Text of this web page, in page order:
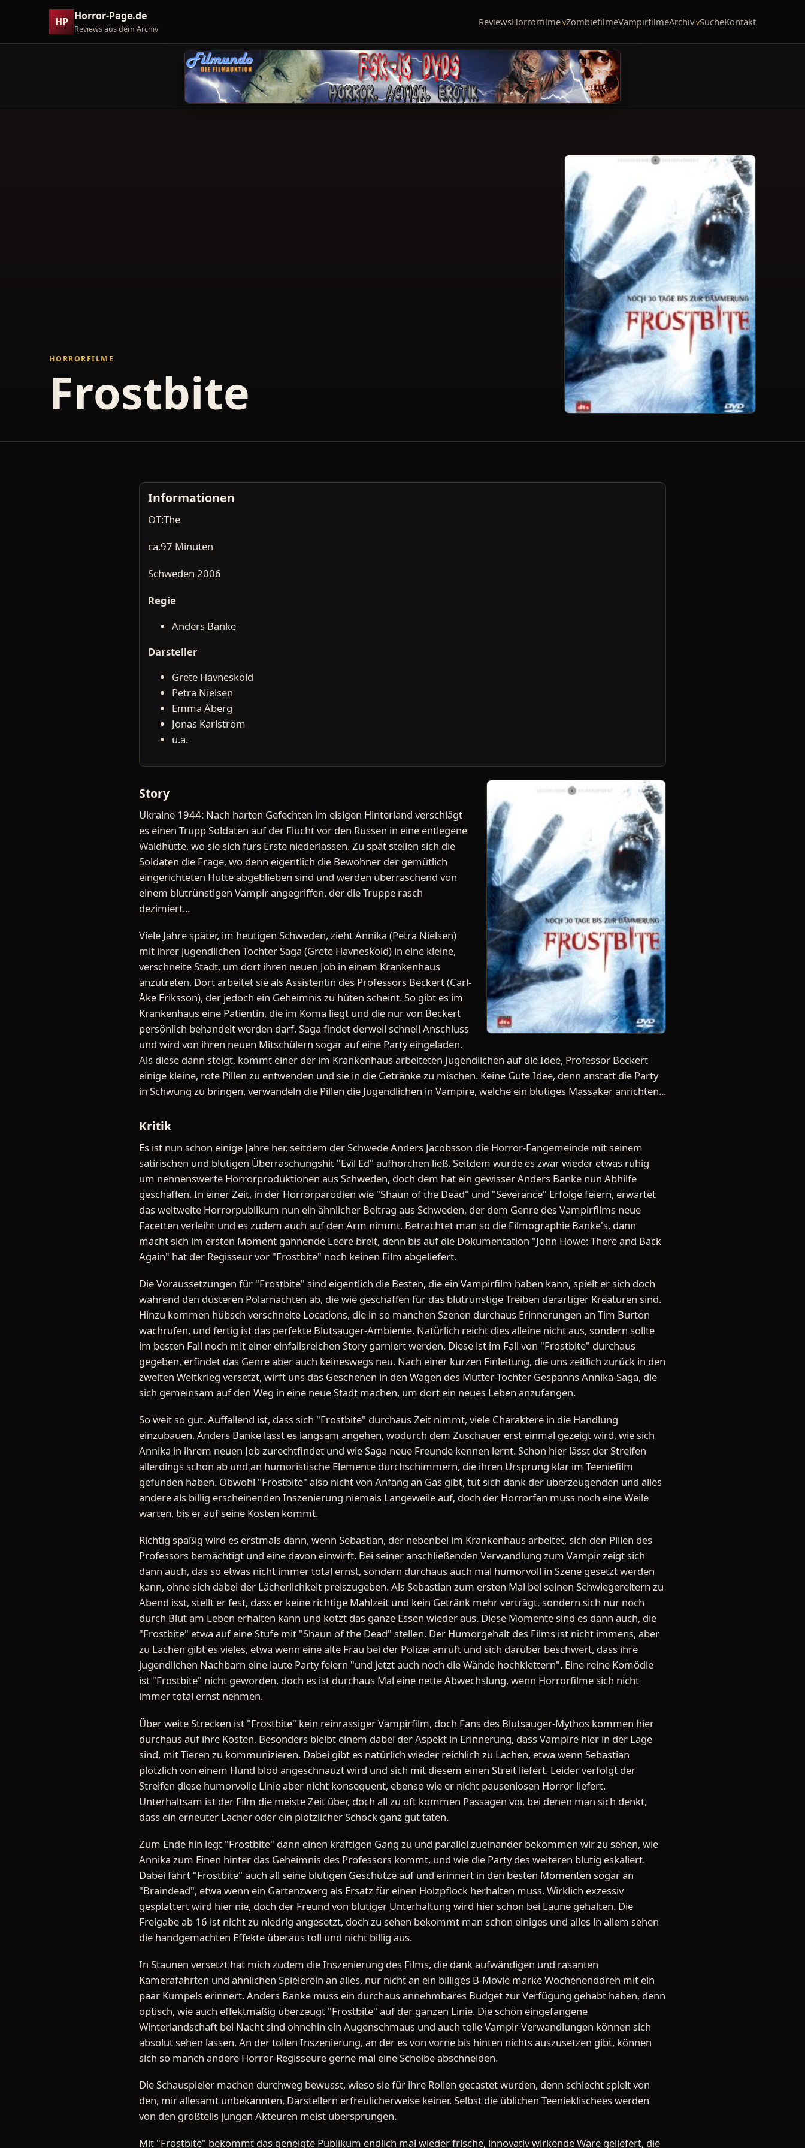
HP Horror-Page.de
Reviews aus dem Archiv
ReviewsHorrorfilme ZombiefilmeVampirfilmeArchiv SucheKontakt
HORRORFILME
Frostbite
Informationen
OT:The
ca.97 Minuten
Schweden 2006
Regie
Anders Banke
Darsteller
Grete Havnesköld
Petra Nielsen
Emma Åberg
Jonas Karlström
u.a.
Story
Ukraine 1944: Nach harten Gefechten im eisigen Hinterland verschlägt
es einen Trupp Soldaten auf der Flucht vor den Russen in eine entlegene
Waldhütte, wo sie sich fürs Erste niederlassen. Zu spät stellen sich die
Soldaten die Frage, wo denn eigentlich die Bewohner der gemütlich
eingerichteten Hütte abgeblieben sind und werden überraschend von
einem blutrünstigen Vampir angegriffen, der die Truppe rasch
dezimiert...
Viele Jahre später, im heutigen Schweden, zieht Annika (Petra Nielsen)
mit ihrer jugendlichen Tochter Saga (Grete Havnesköld) in eine kleine,
verschneite Stadt, um dort ihren neuen Job in einem Krankenhaus
anzutreten. Dort arbeitet sie als Assistentin des Professors Beckert (Carl-
Åke Eriksson), der jedoch ein Geheimnis zu hüten scheint. So gibt es im
Krankenhaus eine Patientin, die im Koma liegt und die nur von Beckert
persönlich behandelt werden darf. Saga findet derweil schnell Anschluss
und wird von ihren neuen Mitschülern sogar auf eine Party eingeladen.
Als diese dann steigt, kommt einer der im Krankenhaus arbeiteten Jugendlichen auf die Idee, Professor Beckert
einige kleine, rote Pillen zu entwenden und sie in die Getränke zu mischen. Keine Gute Idee, denn anstatt die Party
in Schwung zu bringen, verwandeln die Pillen die Jugendlichen in Vampire, welche ein blutiges Massaker anrichten...
Kritik
Es ist nun schon einige Jahre her, seitdem der Schwede Anders Jacobsson die Horror-Fangemeinde mit seinem
satirischen und blutigen Überraschungshit "Evil Ed" aufhorchen ließ. Seitdem wurde es zwar wieder etwas ruhig
um nennenswerte Horrorproduktionen aus Schweden, doch dem hat ein gewisser Anders Banke nun Abhilfe
geschaffen. In einer Zeit, in der Horrorparodien wie "Shaun of the Dead" und "Severance" Erfolge feiern, erwartet
das weltweite Horrorpublikum nun ein ähnlicher Beitrag aus Schweden, der dem Genre des Vampirfilms neue
Facetten verleiht und es zudem auch auf den Arm nimmt. Betrachtet man so die Filmographie Banke's, dann
macht sich im ersten Moment gähnende Leere breit, denn bis auf die Dokumentation "John Howe: There and Back
Again" hat der Regisseur vor "Frostbite" noch keinen Film abgeliefert.
Die Voraussetzungen für "Frostbite" sind eigentlich die Besten, die ein Vampirfilm haben kann, spielt er sich doch
während den düsteren Polarnächten ab, die wie geschaffen für das blutrünstige Treiben derartiger Kreaturen sind.
Hinzu kommen hübsch verschneite Locations, die in so manchen Szenen durchaus Erinnerungen an Tim Burton
wachrufen, und fertig ist das perfekte Blutsauger-Ambiente. Natürlich reicht dies alleine nicht aus, sondern sollte
im besten Fall noch mit einer einfallsreichen Story garniert werden. Diese ist im Fall von "Frostbite" durchaus
gegeben, erfindet das Genre aber auch keineswegs neu. Nach einer kurzen Einleitung, die uns zeitlich zurück in den
zweiten Weltkrieg versetzt, wirft uns das Geschehen in den Wagen des Mutter-Tochter Gespanns Annika-Saga, die
sich gemeinsam auf den Weg in eine neue Stadt machen, um dort ein neues Leben anzufangen.
So weit so gut. Auffallend ist, dass sich "Frostbite" durchaus Zeit nimmt, viele Charaktere in die Handlung
einzubauen. Anders Banke lässt es langsam angehen, wodurch dem Zuschauer erst einmal gezeigt wird, wie sich
Annika in ihrem neuen Job zurechtfindet und wie Saga neue Freunde kennen lernt. Schon hier lässt der Streifen
allerdings schon ab und an humoristische Elemente durchschimmern, die ihren Ursprung klar im Teeniefilm
gefunden haben. Obwohl "Frostbite" also nicht von Anfang an Gas gibt, tut sich dank der überzeugenden und alles
andere als billig erscheinenden Inszenierung niemals Langeweile auf, doch der Horrorfan muss noch eine Weile
warten, bis er auf seine Kosten kommt.
Richtig spaßig wird es erstmals dann, wenn Sebastian, der nebenbei im Krankenhaus arbeitet, sich den Pillen des
Professors bemächtigt und eine davon einwirft. Bei seiner anschließenden Verwandlung zum Vampir zeigt sich
dann auch, das so etwas nicht immer total ernst, sondern durchaus auch mal humorvoll in Szene gesetzt werden
kann, ohne sich dabei der Lächerlichkeit preiszugeben. Als Sebastian zum ersten Mal bei seinen Schwiegereltern zu
Abend isst, stellt er fest, dass er keine richtige Mahlzeit und kein Getränk mehr verträgt, sondern sich nur noch
durch Blut am Leben erhalten kann und kotzt das ganze Essen wieder aus. Diese Momente sind es dann auch, die
"Frostbite" etwa auf eine Stufe mit "Shaun of the Dead" stellen. Der Humorgehalt des Films ist nicht immens, aber
zu Lachen gibt es vieles, etwa wenn eine alte Frau bei der Polizei anruft und sich darüber beschwert, dass ihre
jugendlichen Nachbarn eine laute Party feiern "und jetzt auch noch die Wände hochklettern". Eine reine Komödie
ist "Frostbite" nicht geworden, doch es ist durchaus Mal eine nette Abwechslung, wenn Horrorfilme sich nicht
immer total ernst nehmen.
Über weite Strecken ist "Frostbite" kein reinrassiger Vampirfilm, doch Fans des Blutsauger-Mythos kommen hier
durchaus auf ihre Kosten. Besonders bleibt einem dabei der Aspekt in Erinnerung, dass Vampire hier in der Lage
sind, mit Tieren zu kommunizieren. Dabei gibt es natürlich wieder reichlich zu Lachen, etwa wenn Sebastian
plötzlich von einem Hund blöd angeschnauzt wird und sich mit diesem einen Streit liefert. Leider verfolgt der
Streifen diese humorvolle Linie aber nicht konsequent, ebenso wie er nicht pausenlosen Horror liefert.
Unterhaltsam ist der Film die meiste Zeit über, doch all zu oft kommen Passagen vor, bei denen man sich denkt,
dass ein erneuter Lacher oder ein plötzlicher Schock ganz gut täten.
Zum Ende hin legt "Frostbite" dann einen kräftigen Gang zu und parallel zueinander bekommen wir zu sehen, wie
Annika zum Einen hinter das Geheimnis des Professors kommt, und wie die Party des weiteren blutig eskaliert.
Dabei fährt "Frostbite" auch all seine blutigen Geschütze auf und erinnert in den besten Momenten sogar an
"Braindead", etwa wenn ein Gartenzwerg als Ersatz für einen Holzpflock herhalten muss. Wirklich exzessiv
gesplattert wird hier nie, doch der Freund von blutiger Unterhaltung wird hier schon bei Laune gehalten. Die
Freigabe ab 16 ist nicht zu niedrig angesetzt, doch zu sehen bekommt man schon einiges und alles in allem sehen
die handgemachten Effekte überaus toll und nicht billig aus.
In Staunen versetzt hat mich zudem die Inszenierung des Films, die dank aufwändigen und rasanten
Kamerafahrten und ähnlichen Spielerein an alles, nur nicht an ein billiges B-Movie marke Wochenenddreh mit ein
paar Kumpels erinnert. Anders Banke muss ein durchaus annehmbares Budget zur Verfügung gehabt haben, denn
optisch, wie auch effektmäßig überzeugt "Frostbite" auf der ganzen Linie. Die schön eingefangene
Winterlandschaft bei Nacht sind ohnehin ein Augenschmaus und auch tolle Vampir-Verwandlungen können sich
absolut sehen lassen. An der tollen Inszenierung, an der es von vorne bis hinten nichts auszusetzen gibt, können
sich so manch andere Horror-Regisseure gerne mal eine Scheibe abschneiden.
Die Schauspieler machen durchweg bewusst, wieso sie für ihre Rollen gecastet wurden, denn schlecht spielt von
den, mir allesamt unbekannten, Darstellern erfreulicherweise keiner. Selbst die üblichen Teenieklischees werden
von den großteils jungen Akteuren meist übersprungen.
Mit "Frostbite" bekommt das geneigte Publikum endlich mal wieder frische, innovativ wirkende Ware geliefert, die